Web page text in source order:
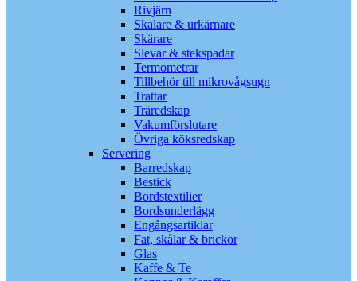
Rivjärn
Skalare & urkärnare
Skärare
Slevar & stekspadar
Termometrar
Tillbehör till mikrovågsugn
Trattar
Träredskap
Vakumförslutare
Övriga köksredskap
Servering
Barredskap
Bestick
Bordstextilier
Bordsunderlägg
Engångsartiklar
Fat, skålar & brickor
Glas
Kaffe & Te